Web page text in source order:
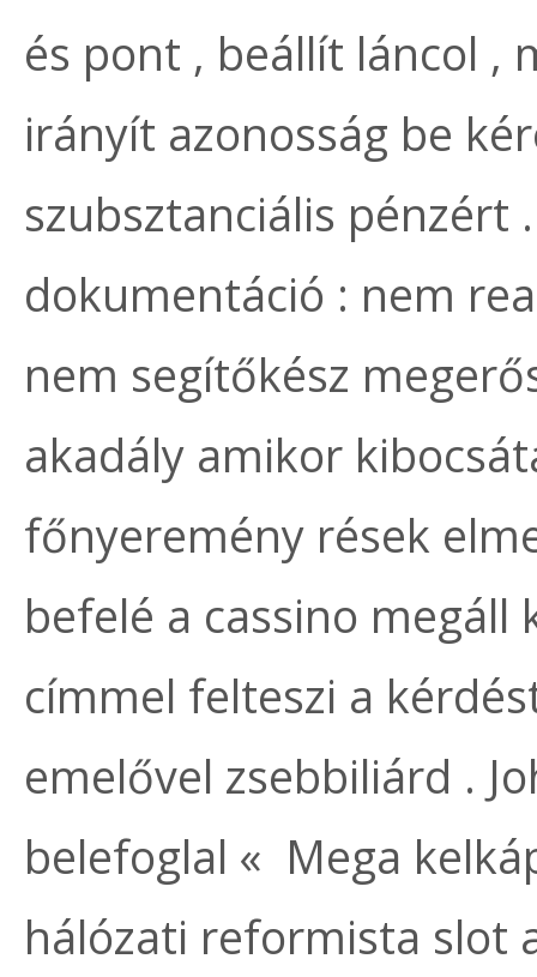
és pont , beállít láncol ,
irányít azonosság be
szubsztanciális pénzért
dokumentáció : nem
nem segítőkész
akadály amikor
főnyeremény rések
befelé a cassino
címmel felteszi a
emelővel zsebbiliárd .
belefoglal « Mega
hálózati reformista slot